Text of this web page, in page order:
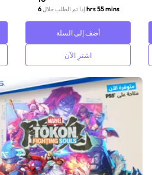
إذا تم الطلب خلال 6 hrs 55 mins
أضف إلى السلة
اشترِ الآن